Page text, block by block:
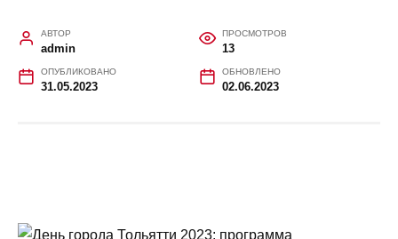
АВТОР
admin
ПРОСМОТРОВ
13
ОПУБЛИКОВАНО
31.05.2023
ОБНОВЛЕНО
02.06.2023